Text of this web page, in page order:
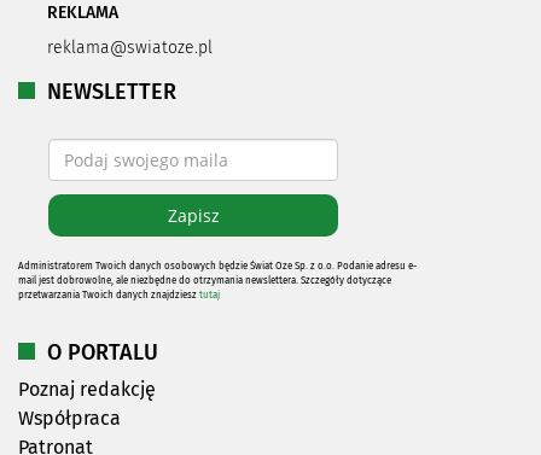
REKLAMA
reklama@swiatoze.pl
NEWSLETTER
Administratorem Twoich danych osobowych będzie Świat Oze Sp. z o.o. Podanie adresu e-
mail jest dobrowolne, ale niezbędne do otrzymania newslettera. Szczegóły dotyczące
przetwarzania Twoich danych znajdziesz tutaj
O PORTALU
Poznaj redakcję
Współpraca
Patronat